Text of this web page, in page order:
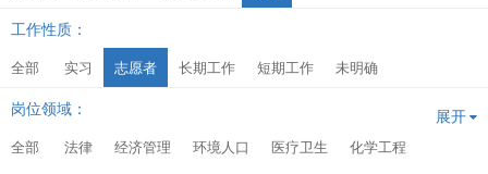
工作性质：
全部 实习 志愿者 长期工作 短期工作 未明确
岗位领域：
全部 法律 经济管理 环境人口 医疗卫生
化学工程
展开